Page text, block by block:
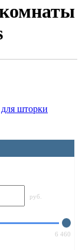
шторки
руб.
6 460